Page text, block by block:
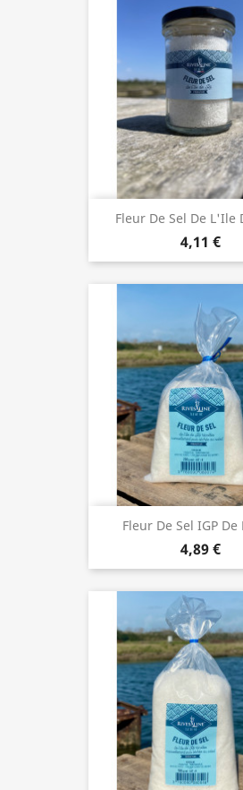
Fleur De Sel De L'Ile
4,11 €
Fleur De Sel IGP
4,89 €